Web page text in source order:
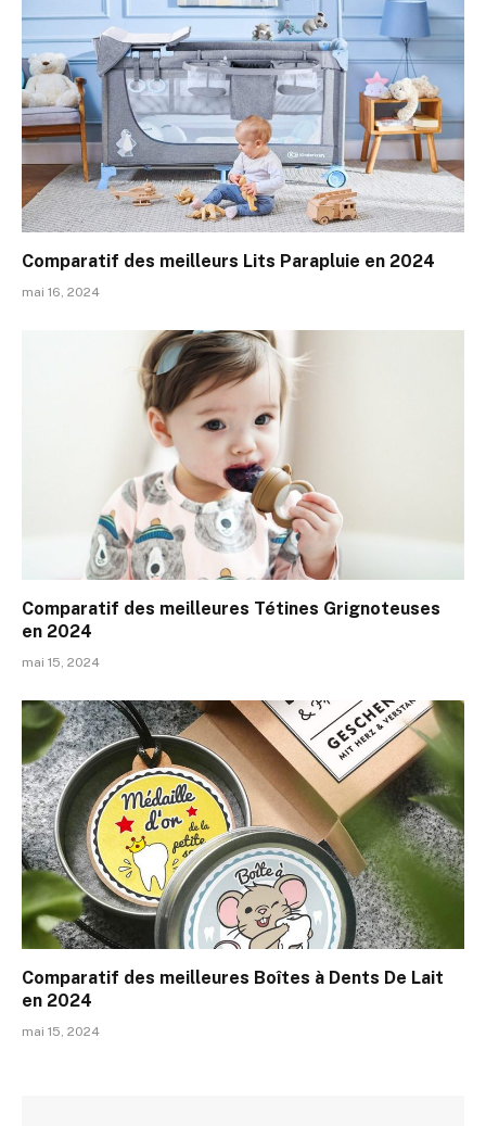
Comparatif des meilleurs Lits Parapluie en 2024
mai 16, 2024
Comparatif des meilleures Tétines Grignoteuses
en 2024
mai 15, 2024
Comparatif des meilleures Boîtes à Dents De Lait
en 2024
mai 15, 2024